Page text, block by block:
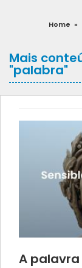
Home »
Mais
"palabra"
A